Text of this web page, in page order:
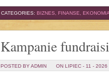
CATEGORIES: BIZNES, FINANSE, EKONOMIA
Kampanie
POSTED BY ADMIN ON LIPIEC - 11 - 2026